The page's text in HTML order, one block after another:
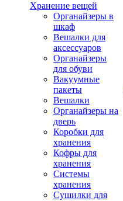
Хранение вещей
Органайзеры в
шкаф
Вешалки для
аксессуаров
Органайзеры
для обуви
Вакуумные
пакеты
Вешалки
Органайзеры на
дверь
Коробки для
хранения
Кофры для
хранения
Системы
хранения
Сушилки для